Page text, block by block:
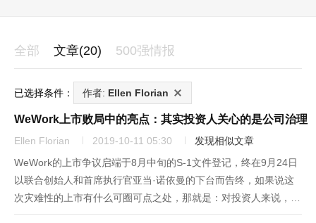
全部 文章(20) 500强情报
已选择条件： 作者: Ellen Florian
WeWork上市败局中的亮点：其实投资人关心的是公司治理
Ellen Florian 2019-10-11 05:30
发现相似文章
WeWork的上市争议启端于8月中旬的S-1文件登记，终在9月24日
以联合创始人和首席执行官亚当·诺依曼的下台而告终，如果说这
次灾难性的上市有什么可圈可点之处，那就是：对投资人来说，存
在严重治理疏失的公司（不仅仅是公司的财务状况），投资风险过